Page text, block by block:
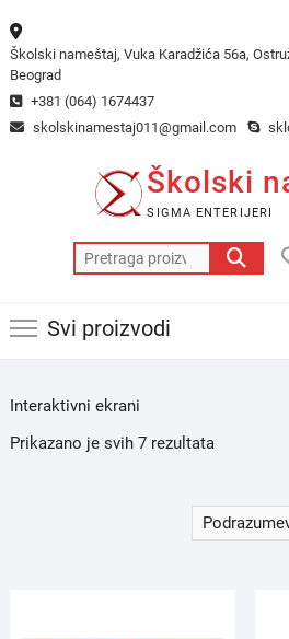
to
content
Školski nameštaj, Vuka Karadžića 56a,
Beograd
+381 (064) 1674437
skolskinamestaj011@gmail.com
Školski
SIGMA ENTERIJERI
Pretraga
za:
Svi proizvodi
Interaktivni ekrani
Prikazano je svih 7 rezultata